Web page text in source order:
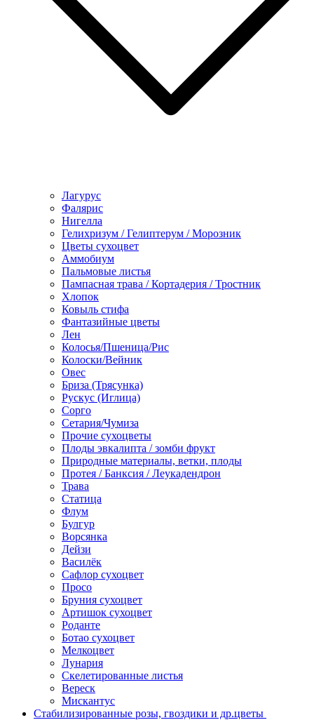
Лагурус
Фалярис
Нигелла
Гелихризум / Гелиптерум / Морозник
Цветы сухоцвет
Аммобиум
Пальмовые листья
Пампасная трава / Кортадерия / Тростник
Хлопок
Ковыль стифа
Фантазийные цветы
Лен
Колосья/Пшеница/Рис
Колоски/Вейник
Овес
Бриза (Трясунка)
Рускус (Иглица)
Сорго
Сетария/Чумиза
Прочие сухоцветы
Плоды эвкалипта / зомби фрукт
Природные материалы, ветки, плоды
Протея / Банксия / Леукадендрон
Трава
Статица
Флум
Булгур
Ворсянка
Дейзи
Василёк
Сафлор сухоцвет
Просо
Бруния сухоцвет
Артишок сухоцвет
Роданте
Ботао сухоцвет
Мелкоцвет
Лунария
Скелетированные листья
Вереск
Мискантус
Стабилизированные розы, гвоздики и др.цветы